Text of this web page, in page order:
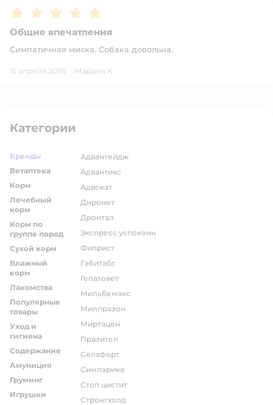
Рейтинг:5
Общие впечатления
Симпатичная миска. Собака довольна.
15 апреля 2026 · Марина К.
Категории
Бренды
Ветаптека
Корм
Лечебный
корм
Корм по
группе пород
Сухой корм
Влажный
корм
Лакомства
Популярные
товары
Уход и
гигиена
Содержание
Амуниция
Груминг
Игрушки
адвантейдж
адвантикс
адвокат
диронет
дронтал
экспресс успокоин
фиприст
габитабс
гепатовет
мильбемакс
милпразон
миртацен
празител
селафорт
симпарика
стоп цистит
стронгхолд